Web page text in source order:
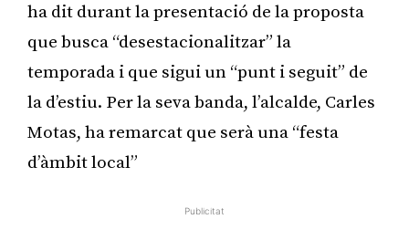
ha dit durant la presentació de la proposta
que busca “desestacionalitzar” la
temporada i que sigui un “punt i seguit” de
la d’estiu. Per la seva banda, l’alcalde, Carles
Motas, ha remarcat que serà una “festa
d’àmbit local”
Publicitat